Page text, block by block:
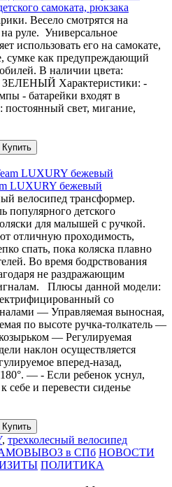
самоката, рюкзака
Весело смотрятся на
руле. Универсальное
использовать его на самокате,
сумке как предупреждающий
В наличии цвета:
Характеристики: -
- батарейки входят в
свет, мигание,
LUXURY бежевый
велосипед трансформер.
популярного детского
для малышей с ручкой.
отличную проходимость,
спать, пока коляска плавно
Во время бодрствования
не раздражающим
Плюсы данной модели:
со
— Управляемая выносная,
по высоте ручка-толкатель —
— Регулируемая
наклон осуществляется
вперед-назад,
— - Если ребенок уснул,
себе и перевести сиденье
, трехколесный велосипед
в СПб НОВОСТИ
ПОЛИТИКА